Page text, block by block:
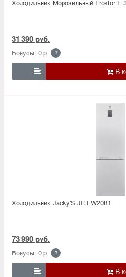
Холодильник Морозильный Frostor F
31 390 руб.
Бонусы: 0 р. ?

Холодильник Jacky'S JR FW20B1
73 990 руб.
Бонусы: 0 р. ?
